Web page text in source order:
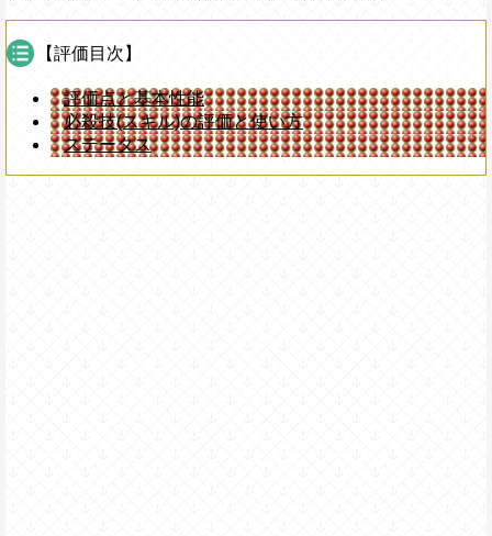
【評価目次】
評価点と基本性能
必殺技(スキル)の評価と使い方
ステータス